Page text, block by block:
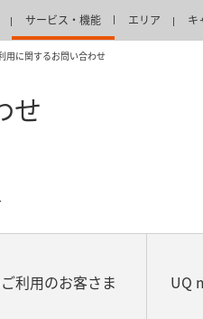
サービス・機能 エリア キ
用に関するお問い合わせ
せ
利用のお客さま
UQ